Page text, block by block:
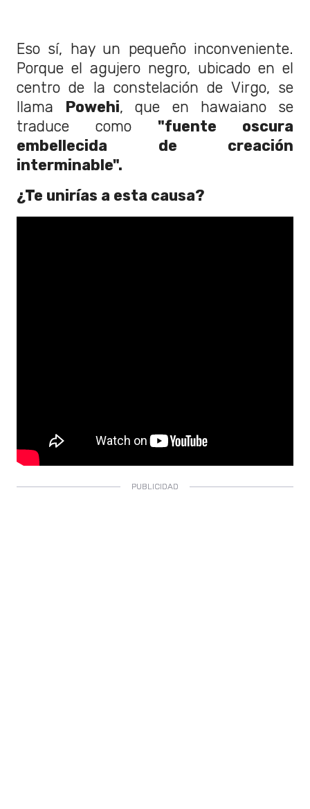
Eso sí, hay un pequeño inconveniente.
Porque el agujero negro, ubicado en el
centro de la constelación de Virgo, se
llama
Powehi, que en hawaiano se
traduce como "fuente oscura
embellecida de creación
interminable".
¿Te unirías a esta causa?